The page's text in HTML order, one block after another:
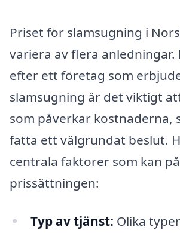
Priset för slamsugning i
variera av flera anledningar.
efter ett företag som
slamsugning är det viktigt
som påverkar kostnaderna,
fatta ett välgrundat beslut.
centrala faktorer som kan
prissättningen:
Typ av tjänst: Olika